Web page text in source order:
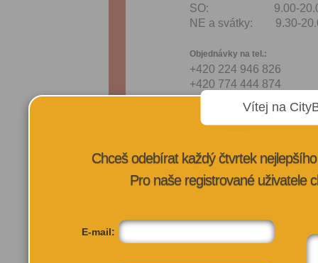
SO: 9.00-
NE a svátky: 9.30-
Objednávky na tel.:
+420 224 946 826
+420 774 444 874
Vítej na
Chceš odebírat každý čtvrtek
Pro naše registrované uživatele
E-mail: